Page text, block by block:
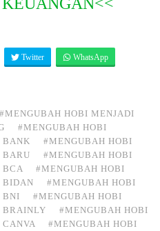
Twitter WhatsApp
#MENGUBAH HOBI MENJADI
#MENGUBAH HOBI
BANK
#MENGUBAH HOBI
BARU
#MENGUBAH HOBI
BCA
#MENGUBAH HOBI
BIDAN
#MENGUBAH HOBI
BNI
#MENGUBAH HOBI
BRAINLY
#MENGUBAH HOBI
#MENGUBAH HOBI